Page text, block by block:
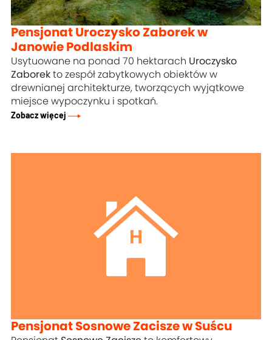
Pensjonat Uroczysko Zaborek w
Janowie Podlaskim
Usytuowane na ponad 70 hektarach Uroczysko
Zaborek to zespół zabytkowych obiektów w
drewnianej architekturze, tworzących wyjątkowe
miejsce wypoczynku i spotkań.
Zobacz więcej
Pensjonat Sosnowe Zacisze w Suścu